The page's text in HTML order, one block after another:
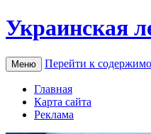
Украинская
Меню Перейти к
Главная
Карта сайта
Реклама